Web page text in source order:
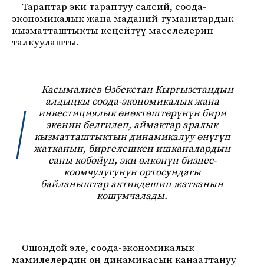
Тараптар эки тараптуу саясий, соода-
экономикалык жана маданий-гуманитардык
кызматташтыкты кеңейтүү маселелерин
талкуулашты.
Касымалиев Өзбекстан Кыргызстандын
алдыңкы соода-экономикалык жана
инвестициялык өнөктөштөрүнүн бири
экенин белгилеп, аймактар аралык
кызматташтыктын динамикалуу өнүгүп
жатканын, биргелешкен ишканалардын
саны көбөйүп, эки өлкөнүн бизнес-
коомчулугунун ортосундагы
байланыштар активдешип жатканын
кошумчалады.
Ошондой эле, соода-экономикалык
мамилелердин оң динамикасын канааттануу